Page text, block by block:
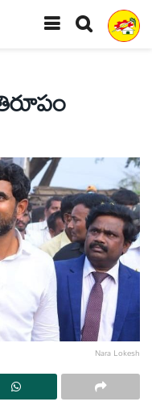
Nara Lokesh